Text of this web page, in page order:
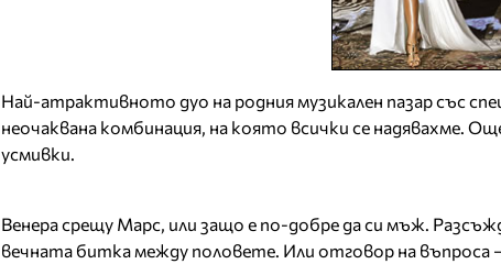
Най-атрактивното дуо на родния музикален пазар със
неочаквана комбинация, на която всички се надявахме.
усмивки.
Венера срещу Марс, или защо е по-добре да си мъж.
вечната битка между половете. Или отговор на въпроса